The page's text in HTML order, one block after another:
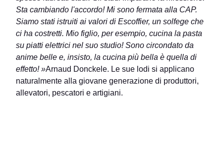
Sta cambiando l'accordo! Mi sono fermata alla CAP.
Siamo stati istruiti ai valori di Escoffier, un solfege che
ci ha costretti. Mio figlio, per esempio, cucina la pasta
su piatti elettrici nel suo studio! Sono circondato da
anime belle e, insisto, la cucina più bella è quella di
effetto! »Arnaud Donckele. Le sue lodi si applicano
naturalmente alla giovane generazione di produttori,
allevatori, pescatori e artigiani.